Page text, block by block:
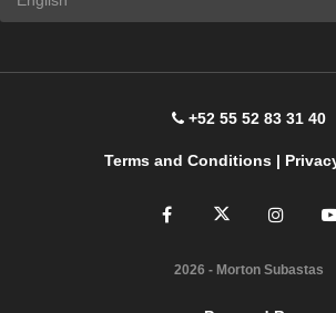
+52 55 52 83 31 40
Terms and Conditions|
2026 - Morton Subastas